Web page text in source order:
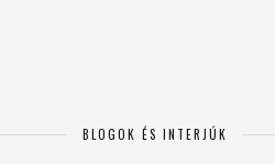
BLOGOK ÉS INTERJÚK